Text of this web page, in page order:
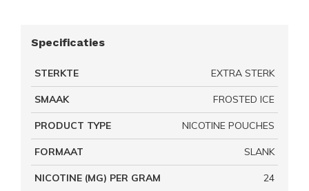
Specificaties
STERKTE EXTRA STERK
SMAAK FROSTED ICE
PRODUCT TYPE NICOTINE POUCHES
FORMAAT SLANK
NICOTINE (MG) PER GRAM 24